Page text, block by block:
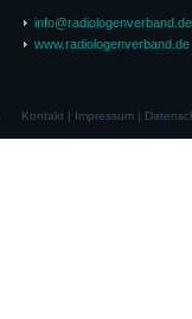
info@radiologenverband.de
www.radiologenverband.de
Kontakt| Impressum|